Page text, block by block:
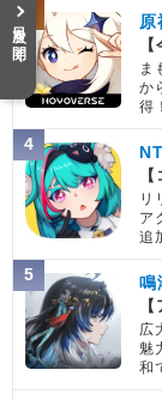
3 原
ま
か
得！
4
リ
ア
追
5 鳴
広
魅
和
目次を開く